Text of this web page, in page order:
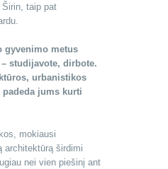
Širin, taip pat
gyvenimo metus
studijavote, dirbote.
urbanistikos
jums kurti
mokiausi
architektūrą širdimi
nei vien piešinį ant